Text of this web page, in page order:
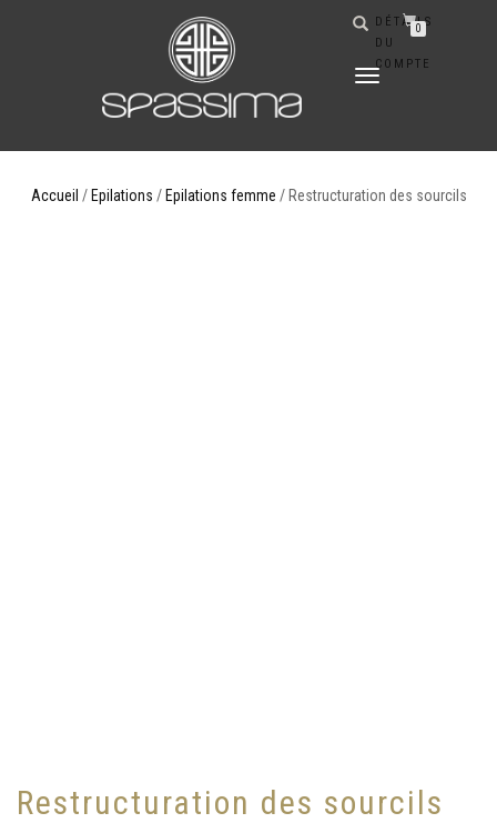
DÉPLIER
DÉTAILS
DU
COMPTE
0
Accueil / Epilations / Epilations femme / Restructuration des sourcils
Restructuration des sourcils